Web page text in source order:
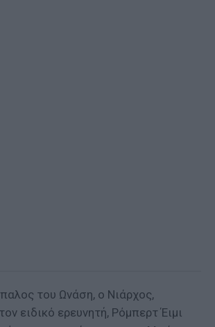
του Ωνάση, ο Νιάρχος,
ειδικό ερευνητή, Ρόμπερτ Έιμι